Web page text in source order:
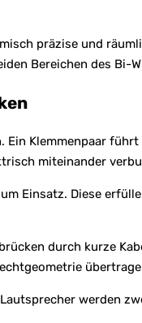
präzise und
Bereichen des
Ein Klemmenpaar
miteinander
Einsatz. Diese
durch kurze
werden